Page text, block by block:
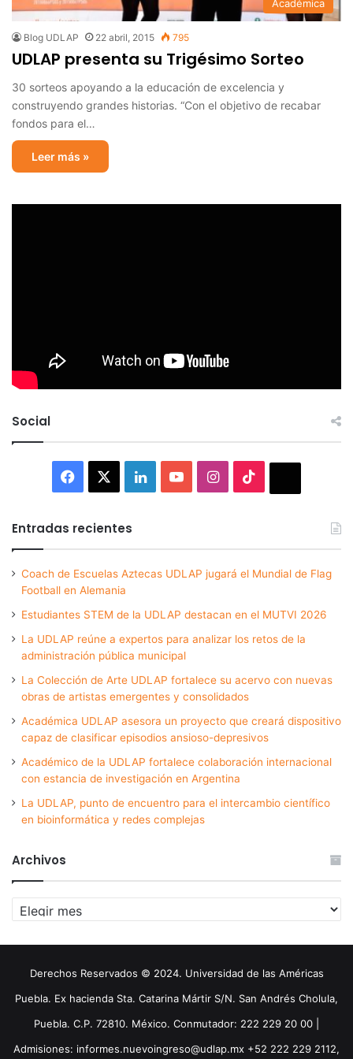
Académica
Blog UDLAP 22 abril, 2015 795
UDLAP presenta su Trigésimo Sorteo
30 sorteos apoyando a la educación de excelencia y
construyendo grandes historias. “Con el objetivo de recabar
fondos para el…
Leer más »
Social
Facebook LinkedInYouTubeInstagram
Entradas recientes
Coach de Escuelas Aztecas UDLAP jugará el Mundial de Flag
Football en Alemania
Estudiantes STEM de la UDLAP destacan en el MUTVI 2026
La UDLAP reúne a expertos para analizar los retos de la
administración pública municipal
La Colección de Arte UDLAP fortalece su acervo con nuevas
obras de artistas emergentes y consolidados
Académica UDLAP asesora un proyecto que creará dispositivo
capaz de clasificar episodios ansioso-depresivos
Académico de la UDLAP fortalece colaboración internacional
con estancia de investigación en Argentina
La UDLAP, punto de encuentro para el intercambio científico
en bioinformática y redes complejas
Archivos
Archivos
Derechos Reservados © 2024. Universidad de las Américas
Puebla. Ex hacienda Sta. Catarina Mártir S/N. San Andrés Cholula,
Puebla. C.P. 72810. México. Conmutador: 222 229 20 00 |
Admisiones: informes.nuevoingreso@udlap.mx +52 222 229 2112,